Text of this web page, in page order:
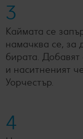
3
Каймата се
намачква се, за
бирата. Добавят
и наситненият
Уорчестър.
4